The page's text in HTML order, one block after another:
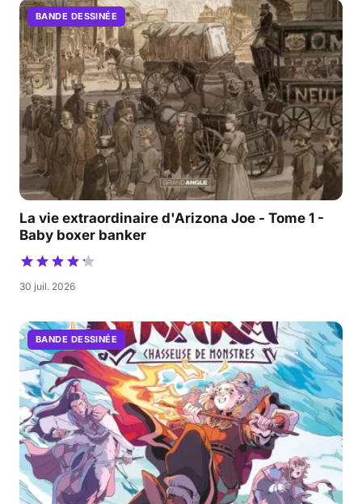
BANDE DESSINÉE
La vie extraordinaire d'Arizona Joe - Tome 1 -
Baby boxer banker
30 juil. 2026
BANDE DESSINÉE